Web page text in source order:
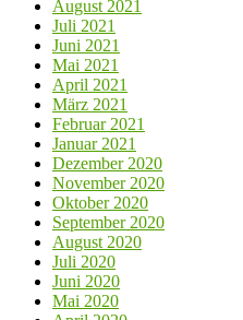
August 2021
Juli 2021
Juni 2021
Mai 2021
April 2021
März 2021
Februar 2021
Januar 2021
Dezember 2020
November 2020
Oktober 2020
September 2020
August 2020
Juli 2020
Juni 2020
Mai 2020